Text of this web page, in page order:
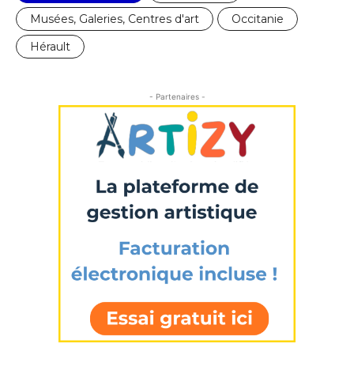
Nom
Statut / Organisation
J'accepte lestermes et conditions
* Champ obligatoire
Adresse email*
J'accepte lestermes et conditions
Musées, Galeries, Centres d'art
Occitanie
Hérault
- Partenaires -